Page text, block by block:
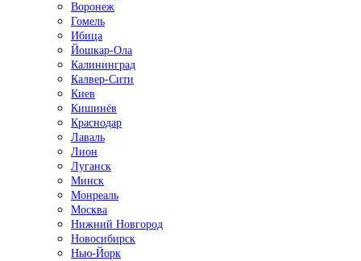
Воронеж
Гомель
Ибица
Йошкар-Ола
Калининград
Калвер-Сити
Киев
Кишинёв
Краснодар
Лаваль
Лион
Луганск
Минск
Монреаль
Москва
Нижний Новгород
Новосибирск
Нью-Йорк